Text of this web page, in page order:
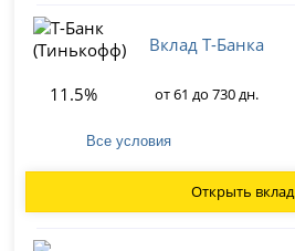
Вклад Т-Банка
11.5% от 61 до 730 дн.
Все условия
Открыть вклад